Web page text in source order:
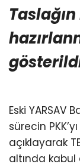
Eski YARSAV
sürecin
açıklayarak
altında kabul